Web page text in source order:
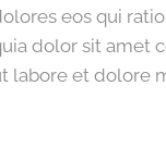
eos qui
dolor sit amet
labore et dolore